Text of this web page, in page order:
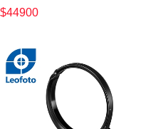
專用 台灣佳能公司貨
$44900